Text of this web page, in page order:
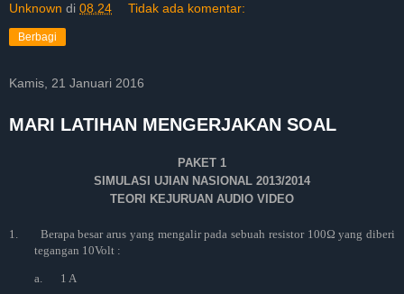
Unknown di 08.24 Tidak ada komentar:
Berbagi
Kamis, 21 Januari 2016
MARI LATIHAN MENGERJAKAN SOAL
PAKET 1
SIMULASI UJIAN NASIONAL 2013/2014
TEORI KEJURUAN AUDIO VIDEO
1.
Berapa besar arus yang mengalir pada sebuah resistor 100Ω yang diberi
tegangan 10Volt :
a. 1 A